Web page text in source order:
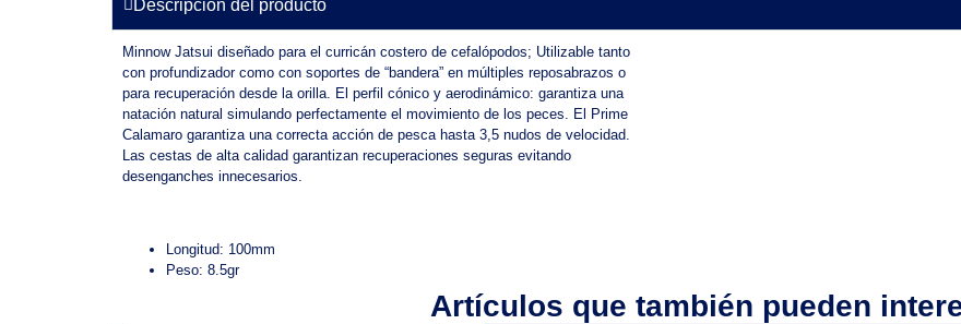
Descripción del producto
Minnow Jatsui diseñado para el curricán costero de cefalópodos; Utilizable tanto
con profundizador como con soportes de “bandera” en múltiples reposabrazos o
para recuperación desde la orilla. El perfil cónico y aerodinámico: garantiza una
natación natural simulando perfectamente el movimiento de los peces. El Prime
Calamaro garantiza una correcta acción de pesca hasta 3,5 nudos de velocidad.
Las cestas de alta calidad garantizan recuperaciones seguras evitando
desenganches innecesarios.
Longitud: 100mm
Peso: 8.5gr
Artículos que también pueden